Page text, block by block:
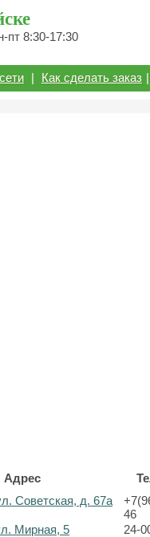
пт 8:30-17:30
| Как сделать заказ |
Адрес
Советская, д. 67а
46
Мирная, 5
24-